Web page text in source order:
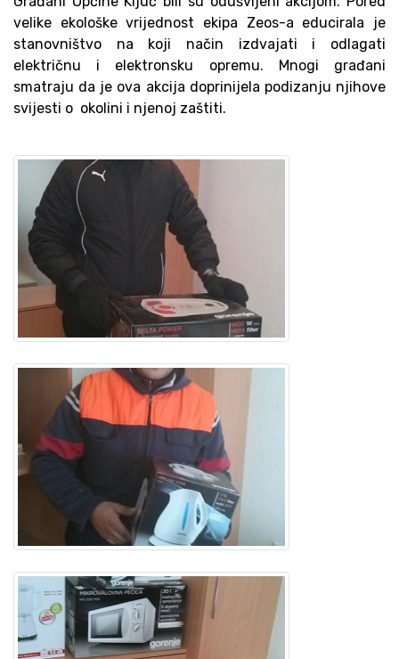
velike ekološke vrijednost ekipa Zeos-a educirala je
stanovništvo na koji način izdvajati i odlagati
električnu i elektronsku opremu. Mnogi građani
smatraju da je ova akcija doprinijela podizanju njihove
svijesti o okolini i njenoj zaštiti.